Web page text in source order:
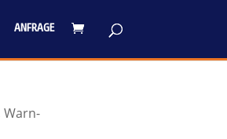
ANFRAGE
Warn-